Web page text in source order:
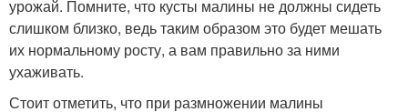
урожай. Помните, что кусты малины не должны сидеть
слишком близко, ведь таким образом это будет мешать
их нормальному росту, а вам правильно за ними
ухаживать.
Стоит отметить, что при размножении малины